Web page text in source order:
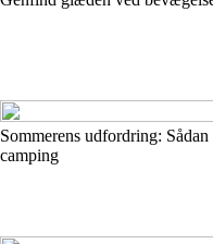
Sommerens udfordring:
camping